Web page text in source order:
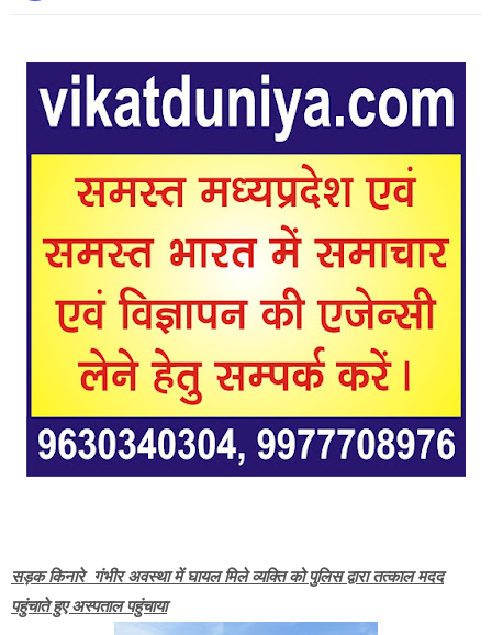
सड़क किनारे गंभीर अवस्था में घायल मिले व्यक्ति को पुलिस द्वारा तत्काल मदद
पहुंचाते हुए अस्पताल पहुंचाया